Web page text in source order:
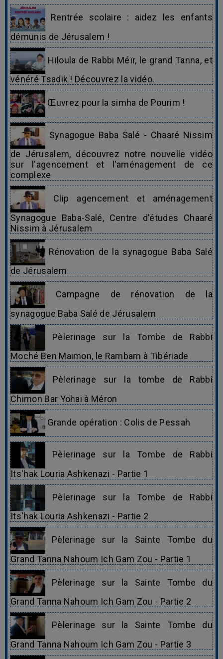
Rentrée scolaire : aidez les enfants
démunis de Jérusalem !
Hiloula de Rabbi Méïr, le grand Tanna, et
vénéré Tsadik ! Découvrez la vidéo.
Œuvrez pour la simha de Pourim !
Synagogue Baba Salé - Chaaré Nissim
de Jérusalem, découvrez notre nouvelle vidéo
sur l'agencement et l'aménagement de ce
complexe
Clip agencement et aménagement
Synagogue Baba-Salé, Centre d'études Chaaré
Nissim à Jérusalem
Rénovation de la synagogue Baba Salé
de Jérusalem
Campagne de rénovation de la
synagogue Baba Salé de Jérusalem
Pèlerinage sur la Tombe de Rabbi
Moché Ben Maimon, le Rambam à Tibériade
Pèlerinage sur la tombe de Rabbi
Chimon Bar Yohai à Méron
Grande opération : Colis de Pessah
Pèlerinage sur la Tombe de Rabbi
Its'hak Louria Ashkenazi - Partie 1
Pèlerinage sur la Tombe de Rabbi
Its'hak Louria Ashkenazi - Partie 2
Pèlerinage sur la Sainte Tombe du
Grand Tanna Nahoum Ich Gam Zou - Partie 1
Pèlerinage sur la Sainte Tombe du
Grand Tanna Nahoum Ich Gam Zou - Partie 2
Pèlerinage sur la Sainte Tombe du
Grand Tanna Nahoum Ich Gam Zou - Partie 3